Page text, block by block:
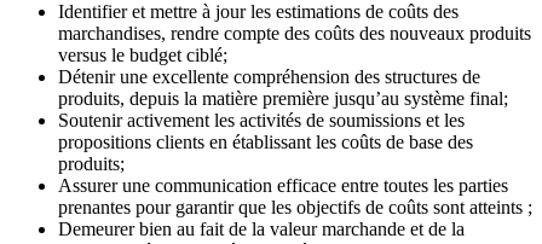
Identifier et mettre à jour les estimations de coûts des
marchandises, rendre compte des coûts des nouveaux produits
versus le budget ciblé;
Détenir une excellente compréhension des structures de
produits, depuis la matière première jusqu’au système final;
Soutenir activement les activités de soumissions et les
propositions clients en établissant les coûts de base des
produits;
Assurer une communication efficace entre toutes les parties
prenantes pour garantir que les objectifs de coûts sont atteints ;
Demeurer bien au fait de la valeur marchande et de la